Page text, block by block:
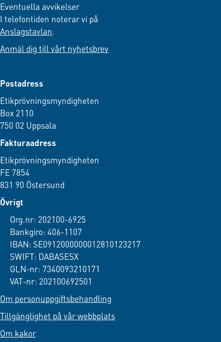
Eventuella avvikelser
I telefontiden noterar vi på
Anslagstavlan.
Anmäl dig till vårt nyhetsbrev
Postadress
Etikprövningsmyndigheten
Box 2110
750 02 Uppsala
Fakturaadress
Etikprövningsmyndigheten
FE 7854
831 90 Östersund
Övrigt
Org.nr: 202100-6925
Bankgiro: 406-1107
IBAN: SE0912000000012810123217
SWIFT: DABASESX
GLN-nr: 7340093210171
VAT-nr: 202100692501
Om personuppgiftsbehandling
Tillgänglighet på vår webbplats
Om kakor